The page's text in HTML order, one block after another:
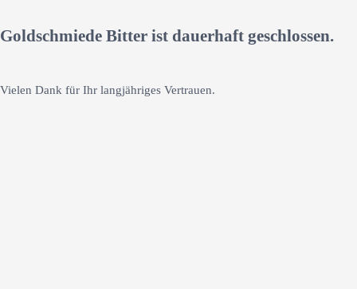
Goldschmiede Bitter ist dauerhaft geschlossen.
Vielen Dank für Ihr langjähriges Vertrauen.